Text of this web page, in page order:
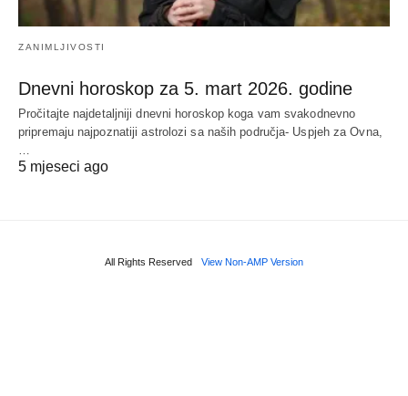
ZANIMLJIVOSTI
Dnevni horoskop za 5. mart 2026. godine
Pročitajte najdetaljniji dnevni horoskop koga vam svakodnevno
pripremaju najpoznatiji astrolozi sa naših područja- Uspjeh za Ovna,
…
5 mjeseci ago
All Rights Reserved View Non-AMP Version